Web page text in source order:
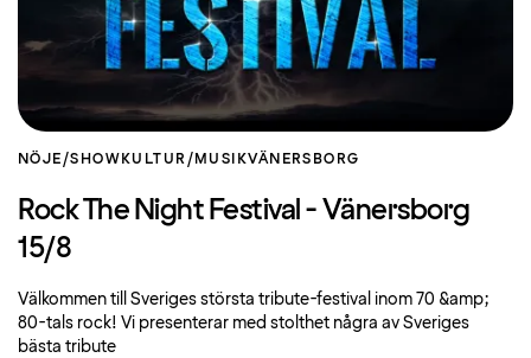
NÖJE/SHOW KULTUR/MUSIKVÄNERSBORG
Rock The Night Festival - Vänersborg
15/8
Välkommen till Sveriges största tribute-festival inom 70 &amp;
80-tals rock! Vi presenterar med stolthet några av Sveriges
bästa tribute